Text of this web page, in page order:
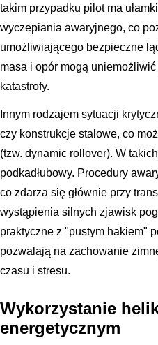
takim przypadku pilot ma
wyczepiania awaryjnego, co
umożliwiającego bezpieczne
masa i opór mogą
katastrofy.
Innym rodzajem sytuacji
czy konstrukcje stalowe, co
(tzw. dynamic rollover). W
podkadłubowy. Procedury
co zdarza się głównie przy
wystąpienia silnych zjawisk
praktyczne z "pustym hakiem"
pozwalają na zachowanie
czasu i stresu.
Wykorzystanie
energetycznym